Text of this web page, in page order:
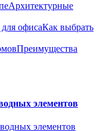
Архитектурные
Как выбрать
Преимущества
элементов